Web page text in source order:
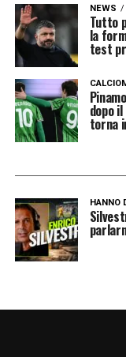
NEWS
Tutto
la
test
dopo
torna
HANNO